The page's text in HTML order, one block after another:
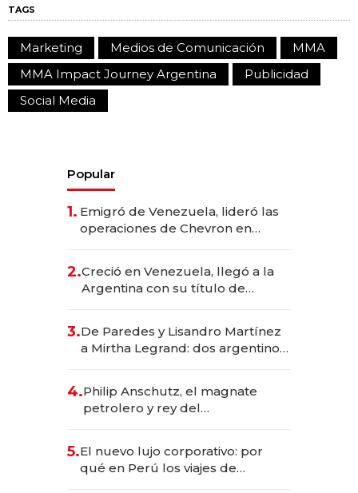
TAGS
Marketing Medios de Comunicación
MMA
MMA Impact Journey Argentina
Publicidad
Social Media
Popular
1. Emigró de Venezuela, lideró las
operaciones de Chevron en
2.Creció en Venezuela, llegó a la
Argentina con su título de
las marcas "fast premium"
3.De Paredes y Lisandro Martínez
a Mirtha Legrand: dos argentinos
4.Philip Anschutz, el magnate
petrolero y rey del
Fénix
5.El nuevo lujo corporativo: por
qué en Perú los viajes de